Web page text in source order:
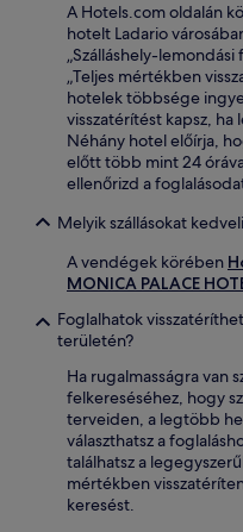
A Hotels.com oldalán
hotelt Ladario
„Szálláshely-
„Teljes mértékben
hotelek többsége
visszatérítést kapsz,
Néhány hotel előírja,
előtt több mint 24
ellenőrizd a
Melyik szállásokat
A vendégek körében
MONICA PALACE
Foglalhatok
területén?
Ha rugalmasságra van
felkereséséhez, hogy
terveiden, a legtöbb
választhatsz a
találhatsz a
mértékben
keresést.